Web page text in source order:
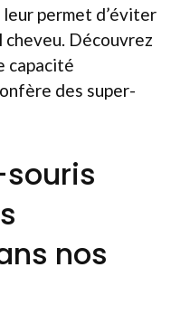
permet d’éviter
cheveu. Découvrez
capacité
des super-
nos